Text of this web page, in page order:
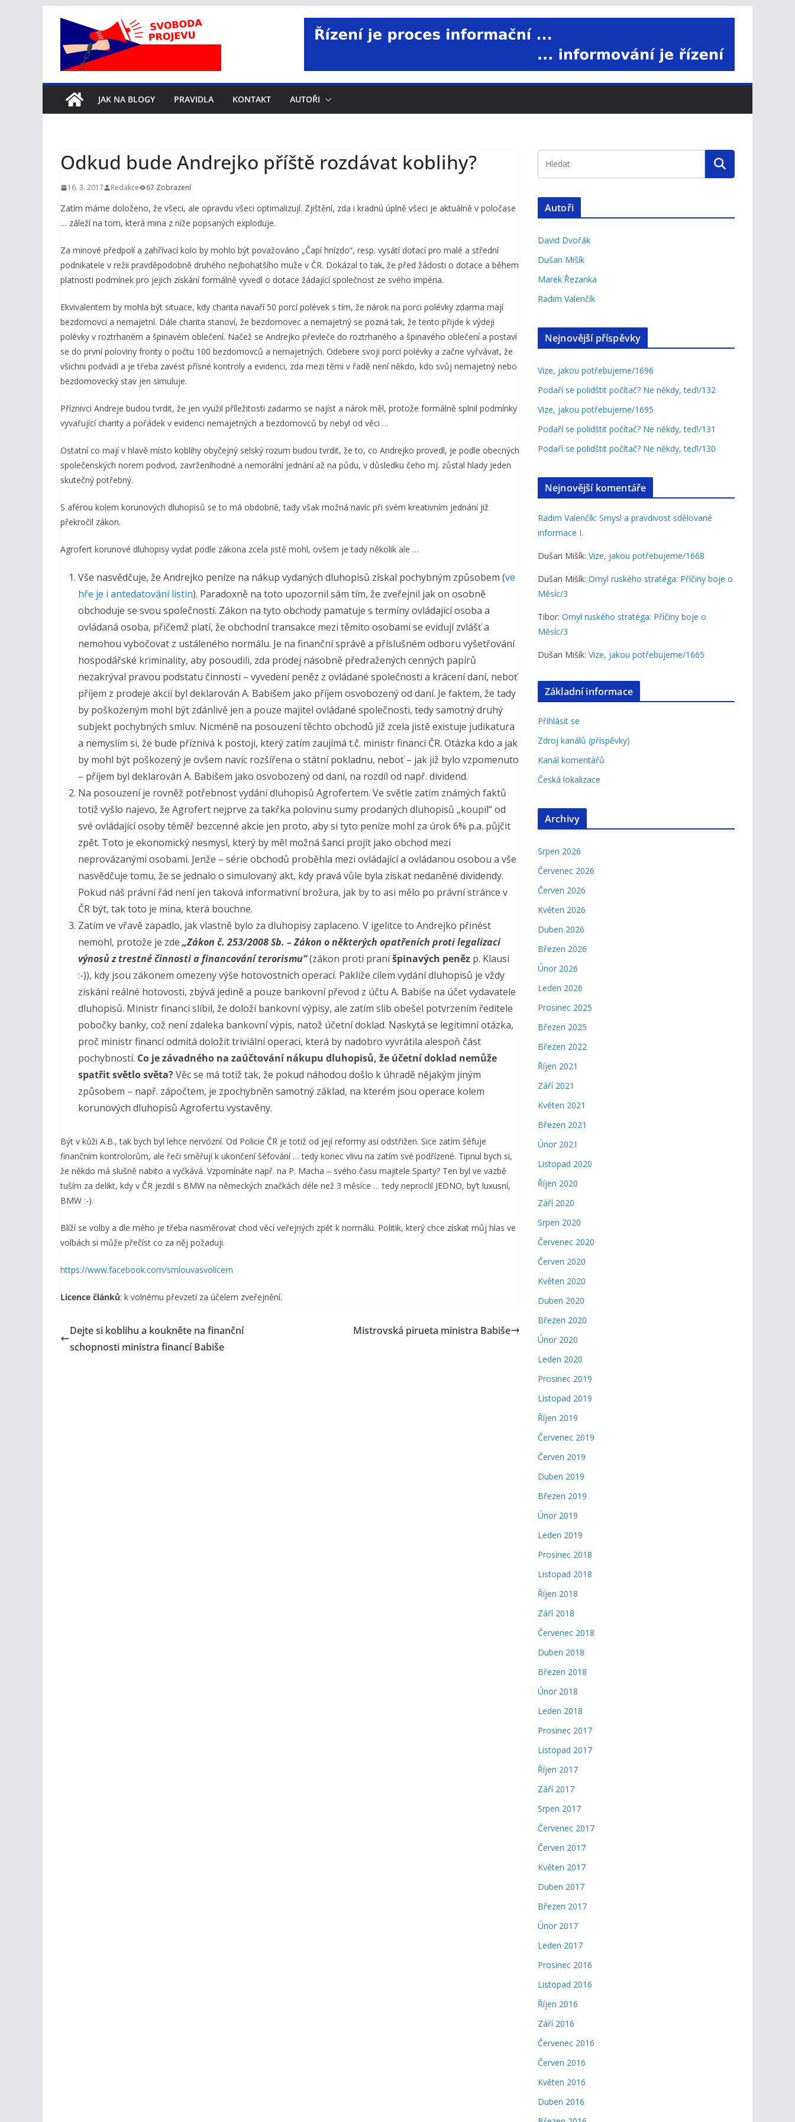
obsah
JAK NA BLOGY PRAVIDLA KONTAKT AUTOŘI
Odkud bude Andrejko příště rozdávat koblihy?
16. 3. 2017 Redakce 67 Zobrazení
Zatím máme doloženo, že všeci, ale opravdu všeci optimalizují. Zjištění, zda i kradnú úplně všeci je aktuálně v poločase
… záleží na tom, která mina z níže popsaných exploduje.
Za minové předpolí a zahřívací kolo by mohlo být považováno „Čapí hnízdo“, resp. vysátí dotací pro malé a střední
podnikatele v režii pravděpodobně druhého nejbohatšího muže v ČR. Dokázal to tak, že před žádosti o dotace a během
platnosti podmínek pro jejich získání formálně vyvedl o dotace žádající společnost ze svého impéria.
Ekvivalentem by mohla být situace, kdy charita navaří 50 porcí polévek s tím, že nárok na porci polévky zdarma mají
bezdomovci a nemajetní. Dále charita stanoví, že bezdomovec a nemajetný se pozná tak, že tento přijde k výdeji
polévky v roztrhaném a špinavém oblečení. Načež se Andrejko převleče do roztrhaného a špinavého oblečení a postaví
se do první poloviny fronty o počtu 100 bezdomovců a nemajetných. Odebere svoji porci polévky a začne vyřvávat, že
všichni podvádí a je třeba zavést přísné kontroly a evidenci, zda mezi těmi v řadě není někdo, kdo svůj nemajetný nebo
bezdomovecký stav jen simuluje.
Příznivci Andreje budou tvrdit, že jen využil příležitosti zadarmo se najíst a nárok měl, protože formálně splnil podmínky
vyvařující charity a pořádek v evidenci nemajetných a bezdomovců by nebyl od věci …
Ostatní co mají v hlavě místo koblihy obyčejný selský rozum budou tvrdit, že to, co Andrejko provedl, je podle obecných
společenských norem podvod, zavrženíhodné a nemorální jednání až na půdu, v důsledku čeho mj. zůstal hlady jeden
skutečný potřebný.
S aférou kolem korunových dluhopisů se to má obdobně, tady však možná navíc při svém kreativním jednání již
překročil zákon.
Agrofert korunové dluhopisy vydat podle zákona zcela jistě mohl, ovšem je tady několik ale …
Vše nasvědčuje, že Andrejko peníze na nákup vydaných dluhopisů získal pochybným způsobem (ve
hře je i antedatování listin). Paradoxně na toto upozornil sám tím, že zveřejnil jak on osobně
obchoduje se svou společností. Zákon na tyto obchody pamatuje s termíny ovládající osoba a
ovládaná osoba, přičemž platí, že obchodní transakce mezi těmito osobami se evidují zvlášť a
nemohou vybočovat z ustáleného normálu. Je na finanční správě a příslušném odboru vyšetřování
hospodářské kriminality, aby posoudili, zda prodej násobně předražených cenných papírů
nezakrýval pravou podstatu činnosti – vyvedení peněz z ovládané společnosti a krácení daní, neboť
příjem z prodeje akcií byl deklarován A. Babišem jako příjem osvobozený od daní. Je faktem, že tady
by poškozeným mohl být zdánlivě jen a pouze majitel ovládané společnosti, tedy samotný druhý
subjekt pochybných smluv. Nicméně na posouzení těchto obchodů již zcela jistě existuje judikatura
a nemyslím si, že bude příznivá k postoji, který zatím zaujímá t.č. ministr financí ČR. Otázka kdo a jak
by mohl být poškozený je ovšem navíc rozšířena o státní pokladnu, neboť – jak již bylo vzpomenuto
– příjem byl deklarován A. Babišem jako osvobozený od daní, na rozdíl od např. dividend.
Na posouzení je rovněž potřebnost vydání dluhopisů Agrofertem. Ve světle zatím známých faktů
totiž vyšlo najevo, že Agrofert nejprve za takřka polovinu sumy prodaných dluhopisů „koupil“ od
své ovládající osoby téměř bezcenné akcie jen proto, aby si tyto peníze mohl za úrok 6% p.a. půjčit
zpět. Toto je ekonomický nesmysl, který by měl možná šanci projít jako obchod mezi
neprovázanými osobami. Jenže – série obchodů proběhla mezi ovládající a ovládanou osobou a vše
nasvědčuje tomu, že se jednalo o simulovaný akt, kdy pravá vůle byla získat nedaněné dividendy.
Pokud náš právní řád není jen taková informativní brožura, jak by to asi mělo po právní stránce v
ČR být, tak toto je mina, která bouchne.
Zatím ve vřavě zapadlo, jak vlastně bylo za dluhopisy zaplaceno. V igelitce to Andrejko přinést
nemohl, protože je zde „Zákon č. 253/2008 Sb. –Zákon o některých opatřeních proti legalizaci
výnosů z trestné činnosti a financování terorismu“(zákon proti praníšpinavých peněz p. Klausi
:-)), kdy jsou zákonem omezeny výše hotovostních operací. Pakliže cílem vydání dluhopisů je vždy
získání reálné hotovosti, zbývá jedině a pouze bankovní převod z účtu A. Babiše na účet vydavatele
dluhopisů. Ministr financí slíbil, že doloží bankovní výpisy, ale zatím slib obešel potvrzením ředitele
pobočky banky, což není zdaleka bankovní výpis, natož účetní doklad. Naskytá se legitimní otázka,
proč ministr financí odmítá doložit triviální operaci, která by nadobro vyvrátila alespoň část
pochybností. Co je závadného na zaúčtování nákupu dluhopisů, že účetní doklad nemůže
spatřit světlo světa?Věc se má totiž tak, že pokud náhodou došlo k úhradě nějakým jiným
způsobem – např. zápočtem, je zpochybněn samotný základ, na kterém jsou operace kolem
korunových dluhopisů Agrofertu vystavěny.
Být v kůži A.B., tak bych byl lehce nervózní. Od Policie ČR je totiž od její reformy asi odstřižen. Sice zatím šéfuje
finančním kontrolorům, ale řeči směřují k ukončení šéfování … tedy konec vlivu na zatím své podřízené. Tipnul bych si,
že někdo má slušně nabito a vyčkává. Vzpomínáte např. na P. Macha – svého času majitele Sparty? Ten byl ve vazbě
tuším za delikt, kdy v ČR jezdil s BMW na německých značkách déle než 3 měsíce … tedy neproclil JEDNO, by’t luxusní,
BMW :-).
Blíží se volby a dle mého je třeba nasměrovat chod věcí veřejných zpět k normálu. Politik, který chce získat můj hlas ve
volbách si může přečíst co za něj požaduji.
https://www.facebook.com/smlouvasvolicem
Licence článků: k volnému převzetí za účelem zveřejnění.
Dejte si koblihu a koukněte na finanční
schopnosti ministra financí Babiše
Mistrovská pirueta ministra Babiše
Autoři
David Dvořák
Dušan Mišík
Marek Řezanka
Radim Valenčík
Nejnovější příspěvky
Vize, jakou potřebujeme/1696
Podaří se polidštit počítač? Ne někdy, teď!/132
Vize, jakou potřebujeme/1695
Podaří se polidštit počítač? Ne někdy, teď!/131
Podaří se polidštit počítač? Ne někdy, teď!/130
Nejnovější komentáře
Radim Valenčík: Smysl a pravdivost sdělované
informace I.
Dušan Mišík: Vize, jakou potřebujeme/1668
Dušan Mišík: Omyl ruského stratéga: Příčiny boje o
Měsíc/3
Tibor: Omyl ruského stratéga: Příčiny boje o
Měsíc/3
Dušan Mišík: Vize, jakou potřebujeme/1665
Základní informace
Přihlásit se
Zdroj kanálů (příspěvky)
Kanál komentářů
Česká lokalizace
Archivy
Srpen 2026
Červenec 2026
Červen 2026
Květen 2026
Duben 2026
Březen 2026
Únor 2026
Leden 2026
Prosinec 2025
Březen 2025
Březen 2022
Říjen 2021
Září 2021
Květen 2021
Březen 2021
Únor 2021
Listopad 2020
Říjen 2020
Září 2020
Srpen 2020
Červenec 2020
Červen 2020
Květen 2020
Duben 2020
Březen 2020
Únor 2020
Leden 2020
Prosinec 2019
Listopad 2019
Říjen 2019
Červenec 2019
Červen 2019
Duben 2019
Březen 2019
Únor 2019
Leden 2019
Prosinec 2018
Listopad 2018
Říjen 2018
Září 2018
Červenec 2018
Duben 2018
Březen 2018
Únor 2018
Leden 2018
Prosinec 2017
Listopad 2017
Říjen 2017
Září 2017
Srpen 2017
Červenec 2017
Červen 2017
Květen 2017
Duben 2017
Březen 2017
Únor 2017
Leden 2017
Prosinec 2016
Listopad 2016
Říjen 2016
Září 2016
Červenec 2016
Červen 2016
Květen 2016
Duben 2016